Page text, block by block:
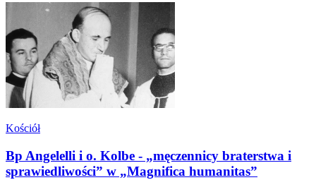
Kościół
Bp Angelelli i o. Kolbe - „męczennicy braterstwa i
sprawiedliwości” w „Magnifica humanitas”